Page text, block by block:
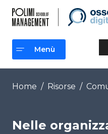
contenuto
Menù
Menù
Home / Risorse /
Nelle